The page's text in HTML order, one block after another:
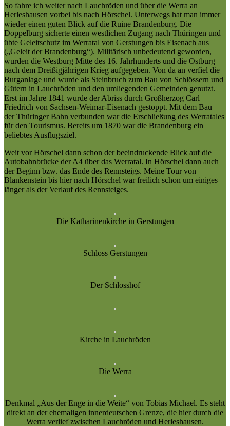
So fahre ich weiter nach Lauchröden und über die Werra an
Herleshausen vorbei bis nach Hörschel. Unterwegs hat man immer
wieder einen guten Blick auf die Ruine Brandenburg. Die
Doppelburg sicherte einen westlichen Zugang nach Thüringen und
übte Geleitschutz im Werratal von Gerstungen bis Eisenach aus
(„Geleit der Brandenburg“). Militärisch unbedeutend geworden,
wurden die Westburg Mitte des 16. Jahrhunderts und die Ostburg
nach dem Dreißigjährigen Krieg aufgegeben. Von da an verfiel die
Burganlage und wurde als Steinbruch zum Bau von Schlössern und
Gütern in Lauchröden und den umliegenden Gemeinden genutzt.
Erst im Jahre 1841 wurde der Abriss durch Großherzog Carl
Friedrich von Sachsen-Weimar-Eisenach gestoppt. Mit dem Bau
der Thüringer Bahn verbunden war die Erschließung des Werratales
für den Tourismus. Bereits um 1870 war die Brandenburg ein
beliebtes Ausflugsziel.
Weit vor Hörschel dann schon der beeindruckende Blick auf die
Autobahnbrücke der A4 über das Werratal. In Hörschel dann auch
der Beginn bzw. das Ende des Rennsteigs. Meine Tour von
Blankenstein bis hier nach Hörschel war freilich schon um einiges
länger als der Verlauf des Rennsteiges.
Die Katharinenkirche in Gerstungen
Schloss Gerstungen
Der Schlosshof
Kirche in Lauchröden
Die Werra
Denkmal „Aus der Enge in die Weite“ von Tobias Michael. Es steht
direkt an der ehemaligen innerdeutschen Grenze, die hier durch die
Werra verlief zwischen Lauchröden und Herleshausen.